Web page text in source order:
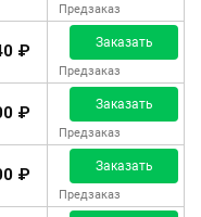
Предзаказ
₽
Заказать
Предзаказ
₽
Заказать
Предзаказ
₽
Заказать
Предзаказ